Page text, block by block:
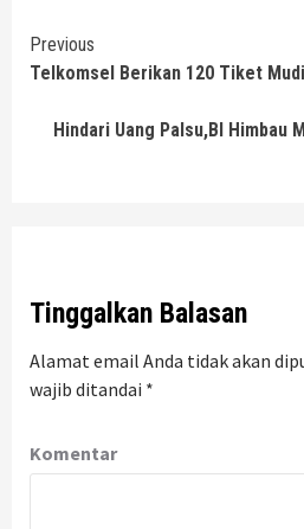
Continue
Reading
Previous
Telkomsel Berikan 120 Tiket
Hindari Uang Palsu,BI Himbau
Tinggalkan Balasan
Alamat email Anda tidak akan
wajib ditandai *
Komentar